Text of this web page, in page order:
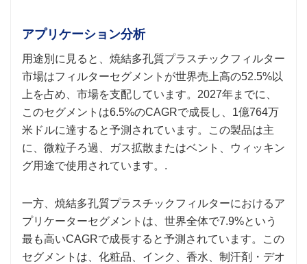
アプリケーション分析
用途別に見ると、焼結多孔質プラスチックフィルター
市場はフィルターセグメントが世界売上高の52.5%以
上を占め、市場を支配しています。2027年までに、
このセグメントは6.5%のCAGRで成長し、1億764万
米ドルに達すると予測されています。この製品は主
に、微粒子ろ過、ガス拡散またはベント、ウィッキン
グ用途で使用されています。.
一方、焼結多孔質プラスチックフィルターにおけるア
プリケーターセグメントは、世界全体で7.9%という
最も高いCAGRで成長すると予測されています。この
セグメントは、化粧品、インク、香水、制汗剤・デオ